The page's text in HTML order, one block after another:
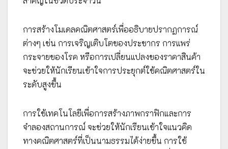
การสร้างโมเดลคณิตศาสตร์เพื่ออธิบายปรากฏการณ์
ต่างๆ เช่น การเจริญเติบโตของประชากร การแพร่
กระจายของโรค หรือการเปลี่ยนแปลงของราคาสินค้า
จะช่วยให้นักเรียนเข้าใจการประยุกต์ใช้คณิตศาสตร์ใน
ระดับสูงขึ้น
การใช้เทคโนโลยีเพื่อการสร้างภาพกราฟิกและการ
จำลองสถานการณ์ จะช่วยให้นักเรียนเข้าใจแนวคิด
ทางคณิตศาสตร์ที่เป็นนามธรรมได้ง่ายขึ้น การใช้